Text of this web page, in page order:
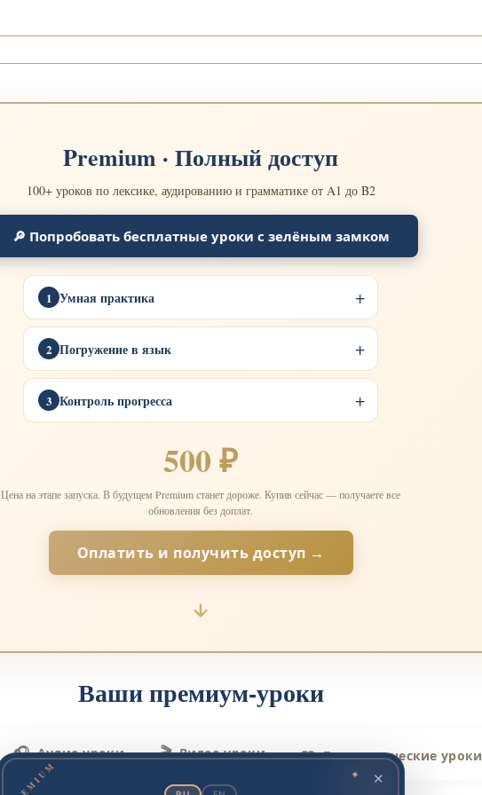
PREMIUM ✦ ✕
Premium · Полный доступ
100+ уроков по лексике, аудированию и грамматике от A1 до B2
🔎 Попробовать бесплатные уроки с зелёным замком
1 Умная практика
2 Погружение в язык
3 Контроль прогресса
500 ₽
Цена на этапе запуска. В будущем Premium станет дороже. Купив сейчас — получаете все
обновления без доплат.
Оплатить и получить доступ →
Ваши премиум-уроки
🎧 Аудио уроки 🎬 Видео уроки 📖 Грамматические уроки